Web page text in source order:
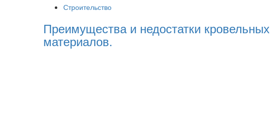
Строительство
Преимущества и недостатки кровельных
материалов.